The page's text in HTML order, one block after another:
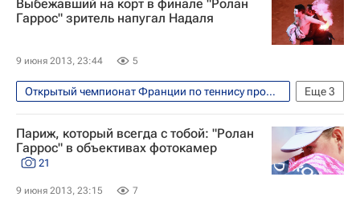
Выбежавший на корт в финале "Ролан
Гаррос" зритель напугал Надаля
9 июня 2013, 23:44 5
Еще3
Открытый чемпионат Франции по теннису прошел с 26 мая по 9 июня
Теннис
Спорт Рафаэль Надаль
Париж, который всегда с тобой: "Ролан
Гаррос" в объективах фотокамер
21
9 июня 2013, 23:15 7